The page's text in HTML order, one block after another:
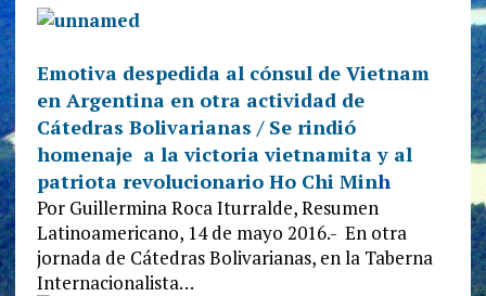
Emotiva despedida al cónsul de Vietnam
en Argentina en otra actividad de
Cátedras Bolivarianas / Se rindió
homenaje a la victoria vietnamita y al
patriota revolucionario Ho Chi Minh
Por Guillermina Roca Iturralde, Resumen
Latinoamericano, 14 de mayo 2016.- En otra
jornada de Cátedras Bolivarianas, en la Taberna
Internacionalista…